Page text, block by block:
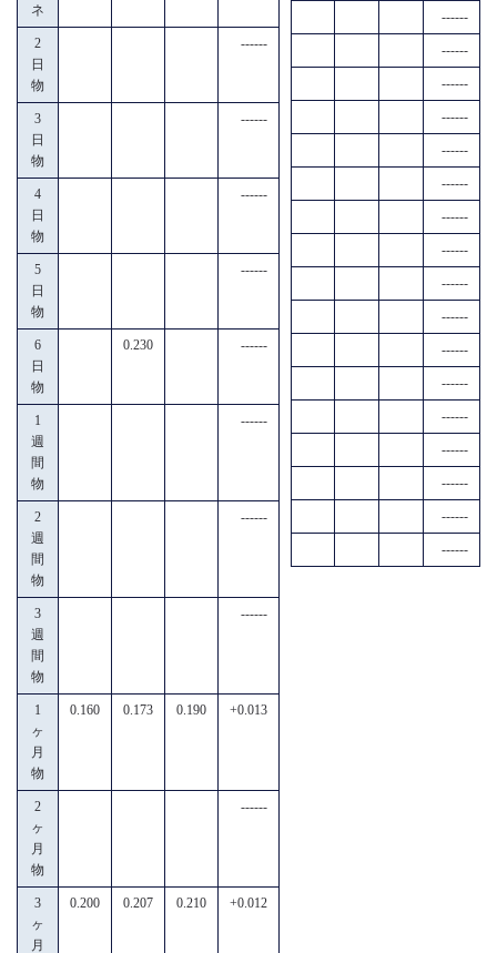
ネ
2
日
物
------
3
日
物
------
4
日
物
------
5
日
物
------
6
日
物
0.230 ------
1
週
間
物
------
2
週
間
物
------
3
週
間
物
------
1
ヶ
月
物
0.160 0.173 0.190 +0.013
2
ヶ
月
物
------
3
ヶ
月
0.200 0.207 0.210 +0.012
------
------
------
------
------
------
------
------
------
------
------
------
------
------
------
------
------